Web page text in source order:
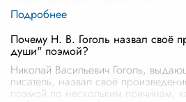
Почему Н. В. Гоголь назвал своё
души" поэмой?
Николай Васильевич Гоголь,
писатель, назвал своё
поэмой по нескольким причинам,